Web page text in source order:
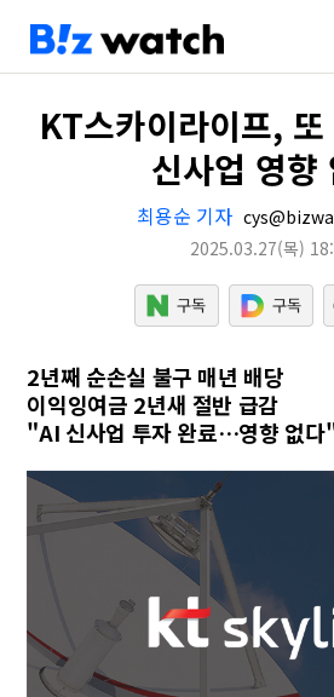
KT스카이라이프,
신사업 영향
최용순 기자
2025.03.27(목)
2년째 순손실 불구 매년 배당
이익잉여금 2년새 절반 급감
"AI 신사업 투자 완료…영향 없